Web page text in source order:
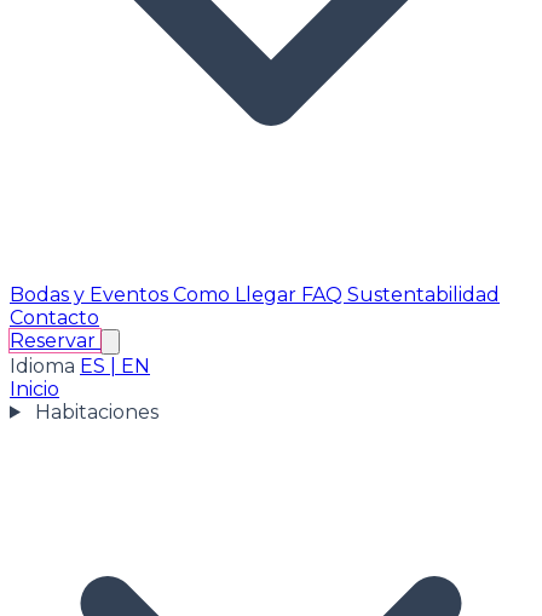
Bodas y Eventos Como Llegar FAQ Sustentabilidad
Contacto
Reservar
Idioma ES
EN
Inicio
Habitaciones